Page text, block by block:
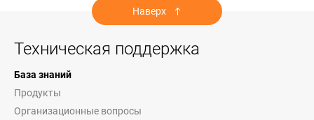
Наверх
Техническая поддержка
База знаний
Продукты
Организационные вопросы